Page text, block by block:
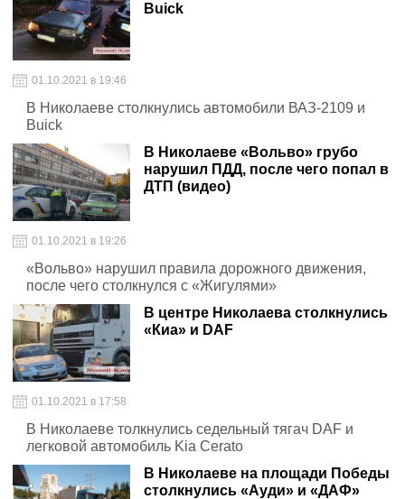
Buick
01.10.2021 в 19:46
В Николаеве столкнулись автомобили ВАЗ-2109 и
Buick
В Николаеве «Вольво» грубо
нарушил ПДД, после чего попал в
ДТП (видео)
01.10.2021 в 19:26
«Вольво» нарушил правила дорожного движения,
после чего столкнулся с «Жигулями»
В центре Николаева столкнулись
«Киа» и DAF
01.10.2021 в 17:58
В Николаеве толкнулись седельный тягач DAF и
легковой автомобиль Kia Cerato
В Николаеве на площади Победы
столкнулись «Ауди» и «ДАФ»